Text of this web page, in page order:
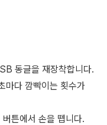
동글을 재장착합니다.
마다 깜빡이는 횟수가
튼에서 손을 뗍니다.